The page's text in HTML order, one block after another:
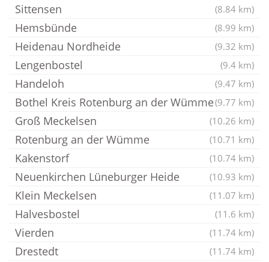
Sittensen (8.84 km)
Hemsbünde (8.99 km)
Heidenau Nordheide (9.32 km)
Lengenbostel (9.4 km)
Handeloh (9.47 km)
Bothel Kreis Rotenburg an der Wümme(9.77 km)
Groß Meckelsen (10.26 km)
Rotenburg an der Wümme (10.71 km)
Kakenstorf (10.74 km)
Neuenkirchen Lüneburger Heide (10.93 km)
Klein Meckelsen (11.07 km)
Halvesbostel (11.6 km)
Vierden (11.74 km)
Drestedt (11.74 km)